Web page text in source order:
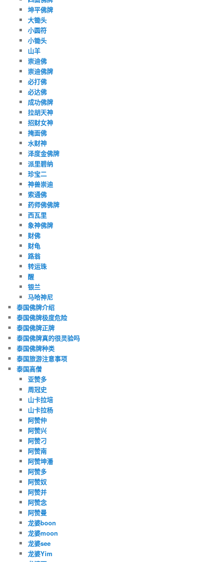
坤平佛牌
大锄头
小圆符
小锄头
山羊
崇迪佛
崇迪佛牌
必打佛
必达佛
成功佛牌
拉胡天神
招财女神
掩面佛
水财神
泽度金佛牌
派里碧纳
珍宝二
神兽崇迪
索通佛
药师佛佛牌
西瓦里
象神佛牌
财佛
财龟
路翁
转运珠
醒
银兰
马哈神尼
泰国佛牌介绍
泰国佛牌极度危险
泰国佛牌正牌
泰国佛牌真的很灵验吗
泰国佛牌种类
泰国旅游注意事项
泰国高僧
亚赞多
周冠史
山卡拉培
山卡拉杨
阿赞仲
阿赞兴
阿赞刁
阿赞南
阿赞坤潘
阿赞多
阿赞奴
阿赞并
阿赞念
阿赞曼
龙婆boon
龙婆moon
龙婆see
龙婆Yim